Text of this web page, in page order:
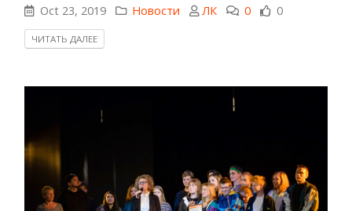
Oct 23, 2019 Новости ЛК 0 0
ЧИТАТЬ ДАЛЕЕ